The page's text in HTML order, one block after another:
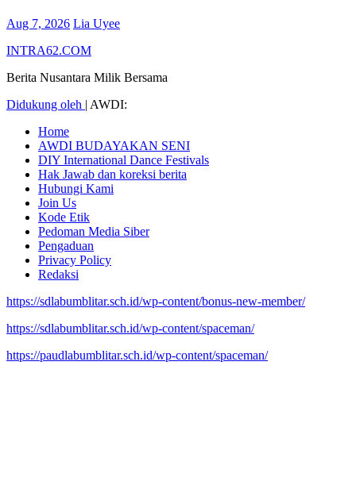
Aug 7, 2026 Lia Uyee
INTRA62.COM
Berita Nusantara Milik Bersama
Didukung oleh | AWDI:
Home
AWDI BUDAYAKAN SENI
DIY International Dance Festivals
Hak Jawab dan koreksi berita
Hubungi Kami
Join Us
Kode Etik
Pedoman Media Siber
Pengaduan
Privacy Policy
Redaksi
https://sdlabumblitar.sch.id/wp-content/bonus-new-member/
https://sdlabumblitar.sch.id/wp-content/spaceman/
https://paudlabumblitar.sch.id/wp-content/spaceman/